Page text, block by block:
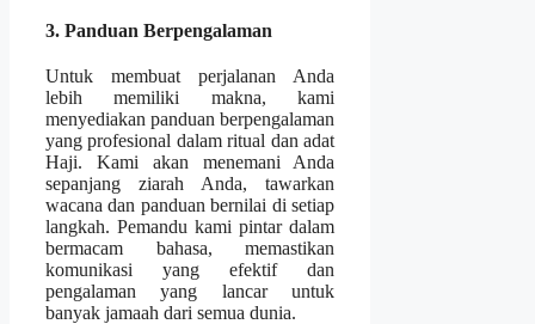
3. Panduan Berpengalaman
Untuk membuat perjalanan Anda
lebih memiliki makna, kami
menyediakan panduan berpengalaman
yang profesional dalam ritual dan adat
Haji. Kami akan menemani Anda
sepanjang ziarah Anda, tawarkan
wacana dan panduan bernilai di setiap
langkah. Pemandu kami pintar dalam
bermacam bahasa, memastikan
komunikasi yang efektif dan
pengalaman yang lancar untuk
banyak jamaah dari semua dunia.